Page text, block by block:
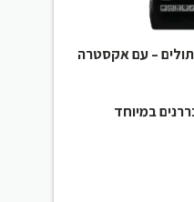
– עם אקסטרה
במיוחד